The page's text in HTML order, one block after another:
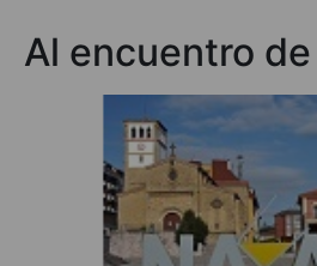
Al encuentro de